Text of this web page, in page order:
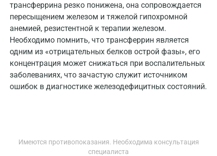
трансферрина резко понижена, она сопровождается
пересыщением железом и тяжелой гипохромной
анемией, резистентной к терапии железом.
Необходимо помнить, что трансферрин является
одним из «отрицательных белков острой фазы», его
концентрация может снижаться при воспалительных
заболеваниях, что зачастую служит источником
ошибок в диагностике железодефицитных состояний.
Красноярск
Курск
Лабинск
Липецк
Лобня
Мурино
Имеются противопоказания. Необходима консультация
специалиста